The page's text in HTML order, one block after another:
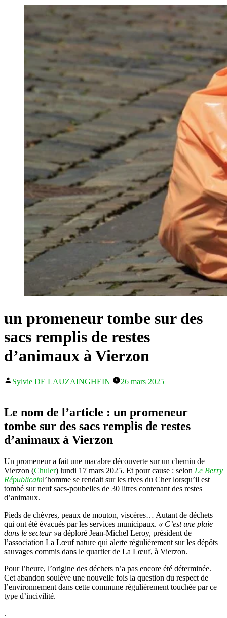
un promeneur tombe sur des
sacs remplis de restes
d’animaux à Vierzon
Publié
Sylvie DE LAUZAINGHEIN 26 mars 2025
Le nom de l’article : un promeneur
tombe sur des sacs remplis de restes
d’animaux à Vierzon
Un promeneur a fait une macabre découverte sur un chemin de
Vierzon (Chuler) lundi 17 mars 2025. Et pour cause : selon Le Berry
Républicainl’homme se rendait sur les rives du Cher lorsqu’il est
tombé sur neuf sacs-poubelles de 30 litres contenant des restes
d’animaux.
Pieds de chèvres, peaux de mouton, viscères… Autant de déchets
qui ont été évacués par les services municipaux. « C’est une plaie
dans le secteur »a déploré Jean-Michel Leroy, président de
l’association La Lœuf nature qui alerte régulièrement sur les dépôts
sauvages commis dans le quartier de La Lœuf, à Vierzon.
Pour l’heure, l’origine des déchets n’a pas encore été déterminée.
Cet abandon soulève une nouvelle fois la question du respect de
l’environnement dans cette commune régulièrement touchée par ce
type d’incivilité.
.